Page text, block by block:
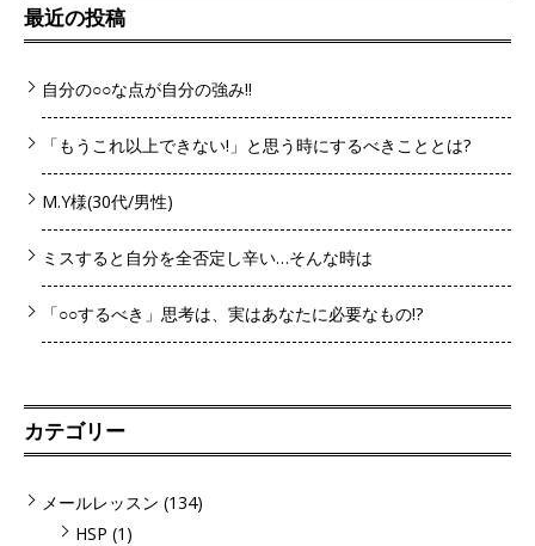
最近の投稿
自分の○○な点が自分の強み!!
「もうこれ以上できない!」と思う時にするべきこととは?
M.Y様(30代/男性)
ミスすると自分を全否定し辛い…そんな時は
「○○するべき」思考は、実はあなたに必要なもの!?
カテゴリー
メールレッスン (134)
HSP (1)